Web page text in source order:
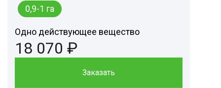
0,9-1 га
Одно действующее вещество
18 070 ₽
Заказать